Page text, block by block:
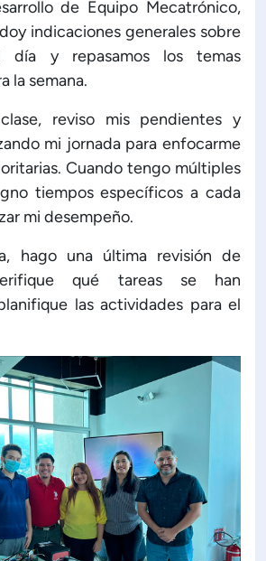
de Equipo Mecatrónico,
indicaciones generales sobre
y repasamos los temas
la semana.
reviso mis pendientes y
mi jornada para enfocarme
Cuando tengo múltiples
tiempos específicos a cada
mi desempeño.
hago una última revisión de
qué tareas se han
las actividades para el